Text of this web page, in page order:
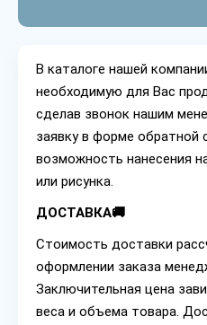
В каталоге нашей
необходимую для Вас
сделав звонок нашим
заявку в форме обратной
возможность нанесения
или рисунка.
ДОСТАВКА🚚
Стоимость доставки
оформлении заказа
Заключительная цена
веса и объема товара.